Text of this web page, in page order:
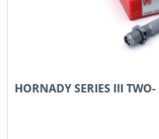
HORNADY SERIES III TWO-